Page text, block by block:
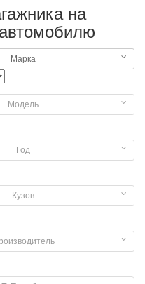
на
Марка
Модель
Год
Кузов